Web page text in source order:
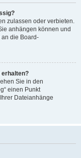
zulassen oder verbieten.
anhängen können und
die Board-
erhalten?
Sie in den
einen Punkt
Dateianhänge